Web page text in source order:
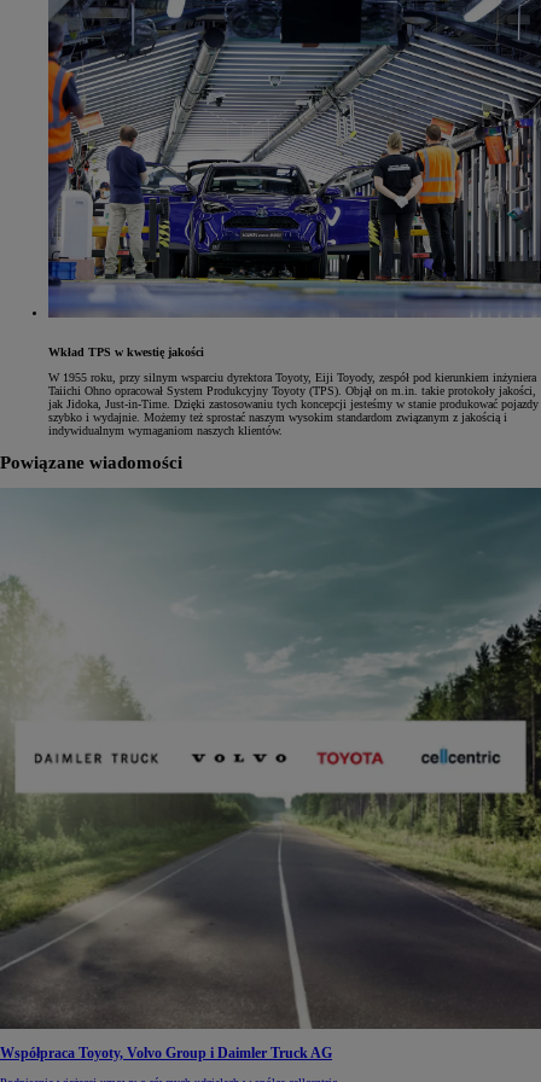
Wkład TPS w kwestię jakości
W 1955 roku, przy silnym wsparciu dyrektora Toyoty, Eiji Toyody, zespół pod kierunkiem inżyniera
Taiichi Ohno opracował System Produkcyjny Toyoty (TPS). Objął on m.in. takie protokoły jakości,
jak Jidoka, Just-in-Time. Dzięki zastosowaniu tych koncepcji jesteśmy w stanie produkować pojazdy
szybko i wydajnie. Możemy też sprostać naszym wysokim standardom związanym z jakością i
indywidualnym wymaganiom naszych klientów.
Powiązane wiadomości
Współpraca Toyoty, Volvo Group i Daimler Truck AG